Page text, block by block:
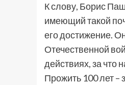
К слову, Борис
имеющий такой
его достижение.
Отечественной
действиях, за что
Прожить 100 лет –